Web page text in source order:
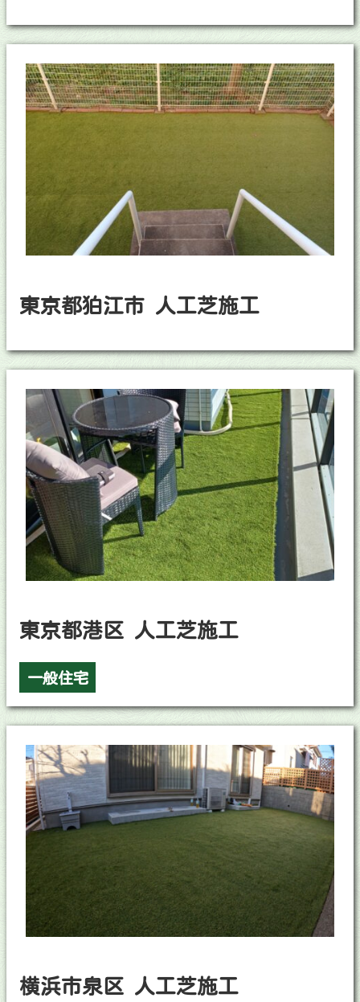
東京都狛江市 人工芝施工
東京都港区 人工芝施工
一般住宅
横浜市泉区 人工芝施工